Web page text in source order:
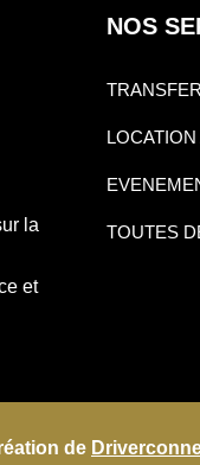
la
et
NOS
LOCATION
TOUTES
de